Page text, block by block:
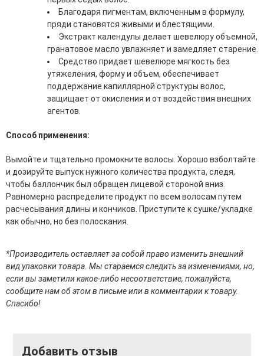
Мицеллярная вода
Молочко и сливки для лица
Наборы для ухода за лицом
Пенки и муссы для лица
Скрабы, пилинги и гоммажи для лица
Спреи для лица
Средства для умывания
Сыворотки, эликсиры, эмульсии, концентраты и
эссенции для лица
Уход для губ
Флюиды для лица
Для Тела
Автозагар для тела
Антицеллюлитные средства
Бальзамы и гели для тела
Гели для душа
Защита от солнца для тела
Лосьоны, сыворотки и эликсиры для тела
Масла для тела
Молочко для тела
Скрабы и пилинги для тела
Благодаря пигментам, включенным в формулу,
пряди становятся живыми и блестящими.
Экстракт календулы делает шевелюру объемной,
гранатовое масло увлажняет и замедляет старение.
Средство придает шевелюре мягкость без
утяжеления, форму и объем, обеспечивает
поддержание капиллярной структуры волос,
защищает от окисления и от воздействия внешних
агентов.
Способ применения:
Вымойте и тщательно промокните волосы. Хорошо взболтайте
и дозируйте выпуск нужного количества продукта, следя,
чтобы баллончик был обращен лицевой стороной вниз.
Равномерно распределите продукт по всем волосам путем
расчесывания длины и кончиков. Приступите к сушке/укладке
как обычно, но без полоскания.
*Производитель оставляет за собой право изменить внешний
вид упаковки товара. Мы стараемся следить за изменениями, но,
если вы заметили какое-либо несоответствие, пожалуйста,
сообщите нам об этом в письме или в комментарии к товару.
Спасибо!
Добавить отзыв